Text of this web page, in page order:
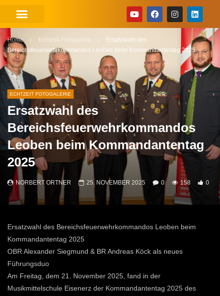
Home Echtzeit Fotogalerie
Ersatzwahl des
Bereichsfeuerwehrkommandos Leoben beim Kommandantentag 2025
ECHTZEIT FOTOGALERIE
Ersatzwahl des
Bereichsfeuerwehrkommandos
Leoben beim Kommandantentag
2025
NORBERT ORTNER 25. NOVEMBER 2025 0 158 0
Ersatzwahl des Bereichsfeuerwehrkommandos Leoben beim
Kommandantentag 2025
OBR Alexander Siegmund & BR Andreas Köck als neues
Führungsduo
Am Freitag, dem 21. November 2025, fand in der
Musikmittelschule Eisenerz der Kommandantentag 2025 des